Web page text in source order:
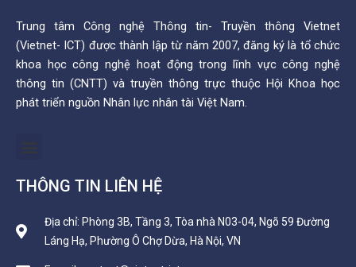
Trung tâm Công nghệ Thông tin- Truyền thông Vietnet
(Vietnet- ICT) được thành lập từ năm 2007, đăng ký là tổ chức
khoa học công nghệ hoạt động trong lĩnh vực công nghệ
thông tin (CNTT) và truyền thông trực thuộc Hội Khoa học
phát triển nguồn Nhân lực nhân tài Việt Nam.
Menu
THÔNG TIN LIÊN HỆ
Địa chỉ: Phòng 3B, Tầng 3, Tòa nhà N03-04, Ngõ 59 Đường
Láng Hạ, Phường Ô Chợ Dừa, Hà Nội, VN